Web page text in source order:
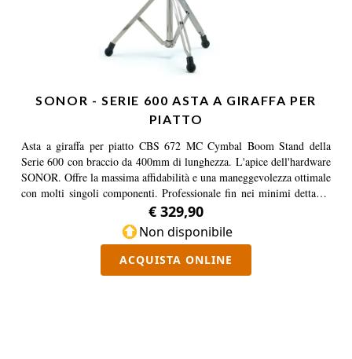
SONOR - SERIE 600 ASTA A GIRAFFA PER
PIATTO
Asta a giraffa per piatto CBS 672 MC Cymbal Boom Stand della
Serie 600 con braccio da 400mm di lunghezza. L'apice dell'hardware
SONOR. Offre la massima affidabilità e una maneggevolezza ottimale
con molti singoli componenti. Professionale fin nei minimi dettagli.
Le tre sezioni del sistema di fissaggio dell’asta telescopica
permettono di distribuire la forza ai tre lati come nessun altro
morsetto, garantendo la massima presa con uno sforzo minimo. Tutti
i supporti della Serie 600, sono dotati di ‘Memory Clamps’ a 3
segmenti, morsetti con la funzione di fermi che "si ricordano" del tuo
€ 329,90
Non disponibile
ACQUISTA ONLINE